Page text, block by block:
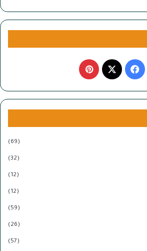
فيسبوك بينتيريست
(69)
(32)
(12)
(12)
(59)
(26)
(57)